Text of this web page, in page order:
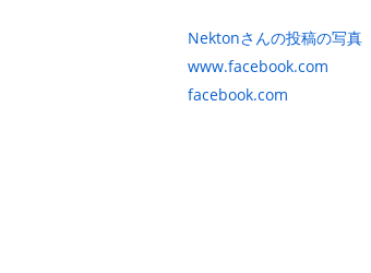
Nektonさんの投稿の写真
www.facebook.com
facebook.com